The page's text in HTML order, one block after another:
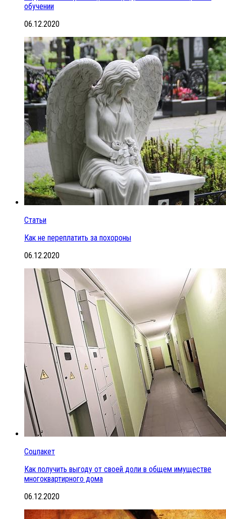
обучении
06.12.2020
Статьи
Как не переплатить за похороны
06.12.2020
Соцпакет
Как получить выгоду от своей доли в общем имуществе
многоквартирного дома
06.12.2020